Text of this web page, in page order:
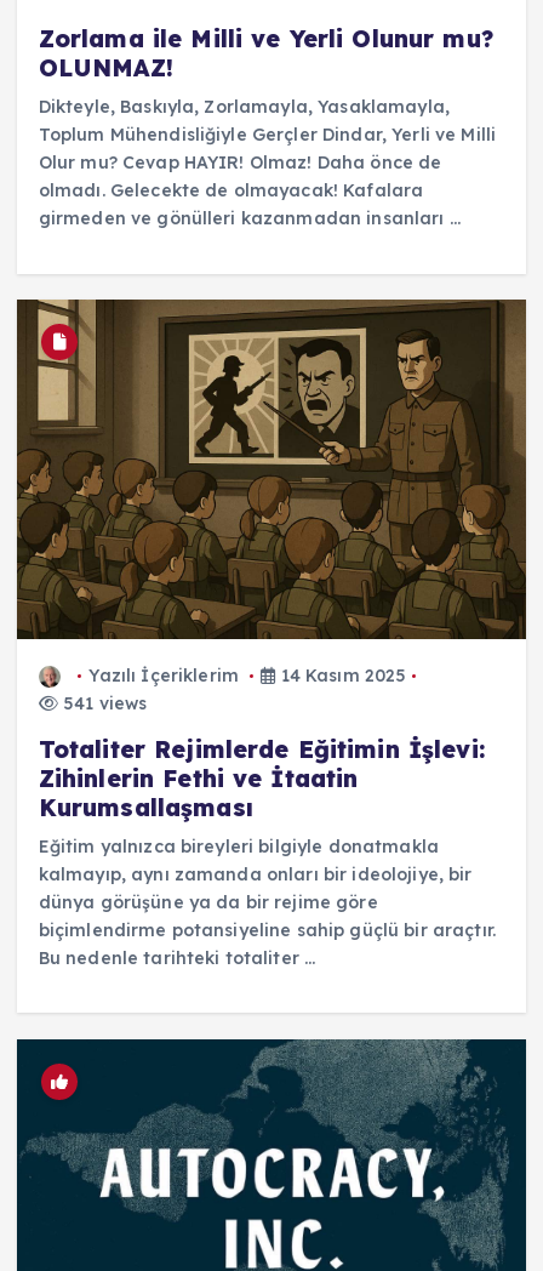
Zorlama ile Milli ve Yerli Olunur mu?
OLUNMAZ!
Dikteyle, Baskıyla, Zorlamayla, Yasaklamayla,
Toplum Mühendisliğiyle Gerçler Dindar, Yerli ve Milli
Olur mu? Cevap HAYIR! Olmaz! Daha önce de
olmadı. Gelecekte de olmayacak! Kafalara
girmeden ve gönülleri kazanmadan insanları ...
Yazılı İçeriklerim
14 Kasım 2025
541 views
Totaliter Rejimlerde Eğitimin İşlevi:
Zihinlerin Fethi ve İtaatin
Kurumsallaşması
Eğitim yalnızca bireyleri bilgiyle donatmakla
kalmayıp, aynı zamanda onları bir ideolojiye, bir
dünya görüşüne ya da bir rejime göre
biçimlendirme potansiyeline sahip güçlü bir araçtır.
Bu nedenle tarihteki totaliter ...